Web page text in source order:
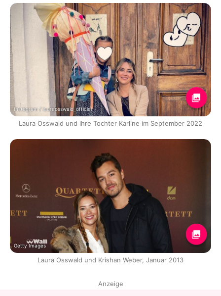
Instagram / lauraosswald_official
Laura Osswald und ihre Tochter Karline im September 2022
Getty Images
Laura Osswald und Krishan Weber, Januar 2013
Anzeige